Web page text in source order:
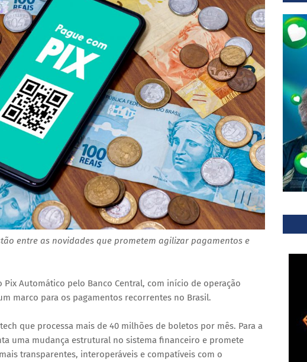
entre as novidades que prometem agilizar pagamentos e
Pix Automático pelo Banco Central, com início de operação
marco para os pagamentos recorrentes no Brasil.
que processa mais de 40 milhões de boletos por mês. Para a
uma mudança estrutural no sistema financeiro e promete
transparentes, interoperáveis e compatíveis com o